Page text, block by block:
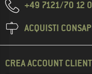
+49 7121/70 12 0
ACQUISTI
CREA ACCOUNT